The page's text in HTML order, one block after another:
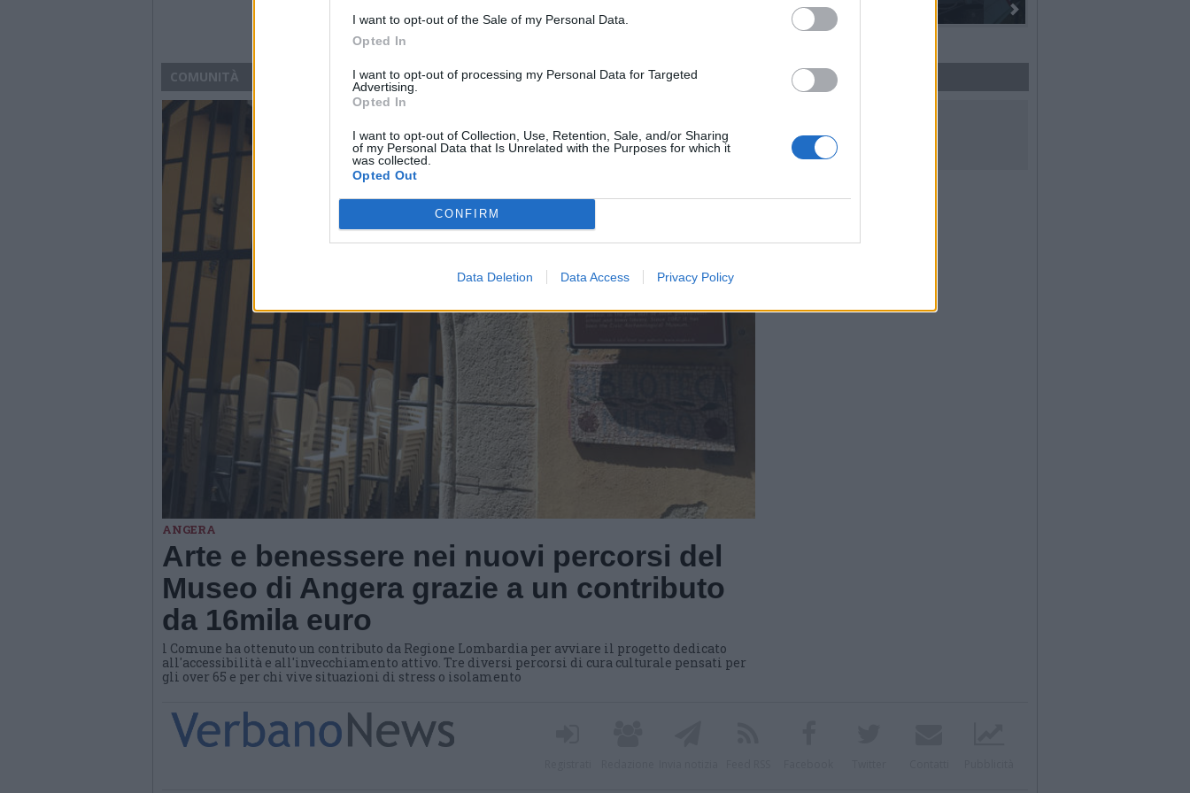
I want to opt-out of the Sale of my Personal Data.
Opted In
I want to opt-out of processing my Personal Data for Targeted
Advertising.
Opted In
I want to opt-out of Collection, Use, Retention, Sale, and/or Sharing
of my Personal Data that Is Unrelated with the Purposes for which it
was collected.
Opted Out
CONFIRM
Data Deletion Data Access Privacy Policy
I 100 anni del Corpo Musicale di
COMUNITÀ
ANGERA
Arte e benessere nei nuovi percorsi del
Museo di Angera grazie a un contributo
da 16mila euro
l Comune ha ottenuto un contributo da Regione Lombardia per avviare il progetto dedicato
all'accessibilità e all'invecchiamento attivo. Tre diversi percorsi di cura culturale pensati per
gli over 65 e per chi vive situazioni di stress o isolamento